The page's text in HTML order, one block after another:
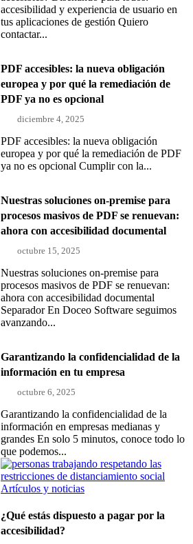
accesibilidad y experiencia de usuario en
tus aplicaciones de gestión Quiero
contactar...
PDF accesibles: la nueva obligación
europea y por qué la remediación de
PDF ya no es opcional
diciembre 4, 2025
PDF accesibles: la nueva obligación
europea y por qué la remediación de PDF
ya no es opcional Cumplir con la...
Nuestras soluciones on-premise para
procesos masivos de PDF se renuevan:
ahora con accesibilidad documental
octubre 15, 2025
Nuestras soluciones on-premise para
procesos masivos de PDF se renuevan:
ahora con accesibilidad documental
Separador En Doceo Software seguimos
avanzando...
Garantizando la confidencialidad de la
información en tu empresa
octubre 6, 2025
Garantizando la confidencialidad de la
información en empresas medianas y
grandes En solo 5 minutos, conoce todo lo
que podemos...
Artículos y noticias
¿Qué estás dispuesto a pagar por la
accesibilidad?